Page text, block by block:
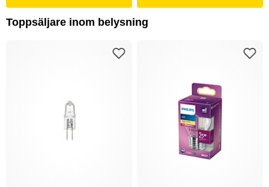
Toppsäljare inom belysning